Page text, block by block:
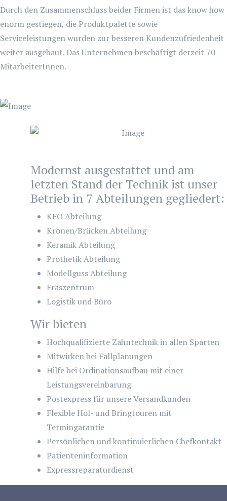
Durch den Zusammenschluss beider Firmen ist das know how
enorm gestiegen, die Produktpalette sowie
Serviceleistungen wurden zur besseren Kundenzufriedenheit
weiter ausgebaut. Das Unternehmen beschäftigt derzeit 70
MitarbeiterInnen.
Modernst ausgestattet und am
letzten Stand der Technik ist unser
Betrieb in 7 Abteilungen gegliedert:
KFO Abteilung
Kronen/Brücken Abteilung
Keramik Abteilung
Prothetik Abteilung
Modellguss Abteilung
Fräszentrum
Logistik und Büro
Wir bieten
Hochqualifizierte Zahntechnik in allen Sparten
Mitwirken bei Fallplanungen
Hilfe bei Ordinationsaufbau mit einer
Leistungsvereinbarung
Postexpress für unsere Versandkunden
Flexible Hol- und Bringtouren mit
Termingarantie
Persönlichen und kontinuierlichen Chefkontakt
Patienteninformation
Expressreparaturdienst